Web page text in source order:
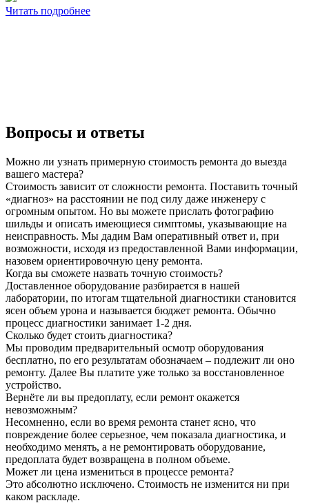
Читать подробнее
Вопросы и ответы
Можно ли узнать примерную стоимость ремонта до выезда
вашего мастера?
Стоимость зависит от сложности ремонта. Поставить точный
«диагноз» на расстоянии не под силу даже инженеру с
огромным опытом. Но вы можете прислать фотографию
шильды и описать имеющиеся симптомы, указывающие на
неисправность. Мы дадим Вам оперативный ответ и, при
возможности, исходя из предоставленной Вами информации,
назовем ориентировочную цену ремонта.
Когда вы сможете назвать точную стоимость?
Доставленное оборудование разбирается в нашей
лаборатории, по итогам тщательной диагностики становится
ясен объем урона и называется бюджет ремонта. Обычно
процесс диагностики занимает 1-2 дня.
Сколько будет стоить диагностика?
Мы проводим предварительный осмотр оборудования
бесплатно, по его результатам обозначаем – подлежит ли оно
ремонту. Далее Вы платите уже только за восстановленное
устройство.
Вернёте ли вы предоплату, если ремонт окажется
невозможным?
Несомненно, если во время ремонта станет ясно, что
повреждение более серьезное, чем показала диагностика, и
необходимо менять, а не ремонтировать оборудование,
предоплата будет возвращена в полном объеме.
Может ли цена измениться в процессе ремонта?
Это абсолютно исключено. Стоимость не изменится ни при
каком раскладе.